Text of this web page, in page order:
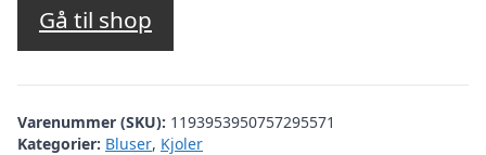
Gå til shop
Varenummer (SKU): 1193953950757295571
Kategorier: Bluser, Kjoler